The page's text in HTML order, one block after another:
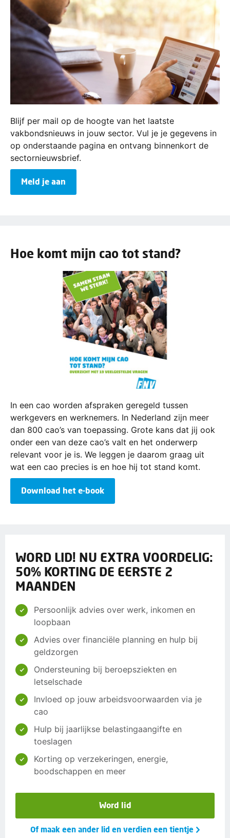
Blijf per mail op de hoogte van het laatste
vakbondsnieuws in jouw sector. Vul je je gegevens in
op onderstaande pagina en ontvang binnenkort de
sectornieuwsbrief.
Meld je aan
Hoe komt mijn cao tot stand?
In een cao worden afspraken geregeld tussen
werkgevers en werknemers. In Nederland zijn meer
dan 800 cao’s van toepassing. Grote kans dat jij ook
onder een van deze cao’s valt en het onderwerp
relevant voor je is. We leggen je daarom graag uit
wat een cao precies is en hoe hij tot stand komt.
Download het e-book
WORD LID! NU EXTRA VOORDELIG:
50% KORTING DE EERSTE 2
MAANDEN
Persoonlijk advies over werk, inkomen en
loopbaan
Advies over financiële planning en hulp bij
geldzorgen
Ondersteuning bij beroepsziekten en
letselschade
Invloed op jouw arbeidsvoorwaarden via je
cao
Hulp bij jaarlijkse belastingaangifte en
toeslagen
Korting op verzekeringen, energie,
boodschappen en meer
Word lid
Of maak een ander lid en verdien een tientje